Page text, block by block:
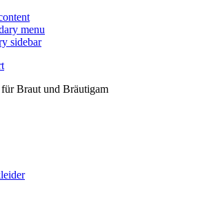
menu
sidebar
Braut und Bräutigam